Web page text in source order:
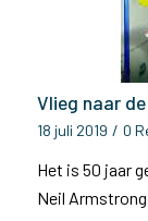
Vlieg naar
18 juli 2019 / 0
Het is 50 jaar
Neil